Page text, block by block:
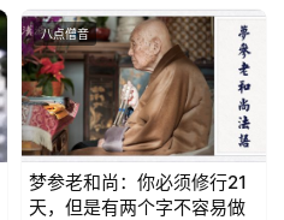
八点僧音
梦参老和尚：你必须修行21
天，但是有两个字不容易做